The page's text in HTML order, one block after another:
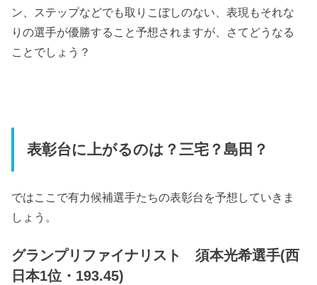
ン、ステップなどでも取りこぼしのない、表現もそれな
りの選手が優勝すること予想されますが、さてどうなる
ことでしょう？
表彰台に上がるのは？三宅？島田？
ではここで有力候補選手たちの表彰台を予想していきま
しょう。
グランプリファイナリスト 須本光希選手(西
日本1位・193.45)